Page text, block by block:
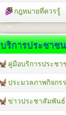
กฎหมายที่ควรรู้
บริการประชาชน
คู่มือบริการประชา
ประมวลภาพกิจกร
ข่าวประชาสัมพันธ์